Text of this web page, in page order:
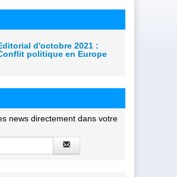
d'octobre 2021 :
politique en Europe
news directement dans votre